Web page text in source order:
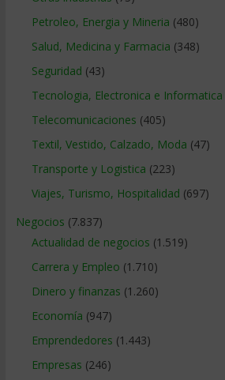
Petroleo, Energia y Mineria (480)
Salud, Medicina y Farmacia (348)
Seguridad (43)
Tecnologia, Electronica e Informatica
Telecomunicaciones (405)
Textil, Vestido, Calzado, Moda (47)
Transporte y Logistica (223)
Viajes, Turismo, Hospitalidad (697)
Negocios (7.837)
Actualidad de negocios (1.519)
Carrera y Empleo (1.710)
Dinero y finanzas (1.260)
Economía (947)
Emprendedores (1.443)
Empresas (246)